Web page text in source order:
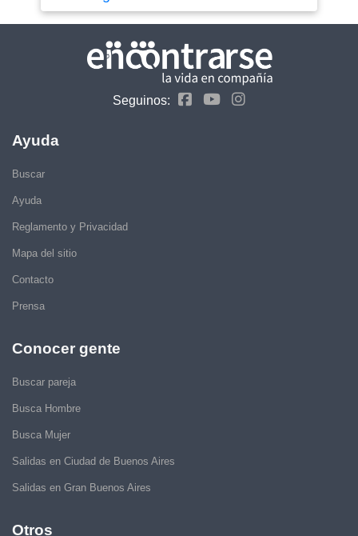
Seguinos:
Ayuda
Buscar
Ayuda
Reglamento y Privacidad
Mapa del sitio
Contacto
Prensa
Conocer gente
Buscar pareja
Busca Hombre
Busca Mujer
Salidas en Ciudad de Buenos Aires
Salidas en Gran Buenos Aires
Otros